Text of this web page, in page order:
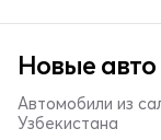
Новые авто
Автомобили из
Узбекистана